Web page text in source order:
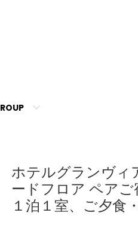
ホテルグランヴィ
ードフロア ペア
１泊１室、ご夕食